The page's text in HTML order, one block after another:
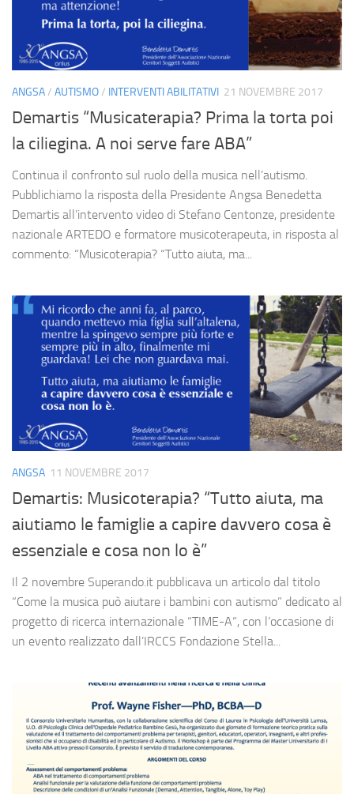
ANGSA/ AUTISMO/ INTERVENTI ABILITATIVI 21 NOVEMBRE 2017
Demartis “Musicaterapia? Prima la torta poi
la ciliegina. A noi serve fare ABA”
Continua il confronto sul ruolo della musica nell’autismo.
Pubblichiamo la risposta della Presidente Angsa Benedetta
Demartis all’intervento video di Stefano Centonze, presidente
nazionale ARTEDO e formatore musicoterapeuta, in risposta al
commento: “Musicoterapia? “Tutto aiuta, ma...
ANGSA 11 NOVEMBRE 2017
Demartis: Musicoterapia? “Tutto aiuta, ma
aiutiamo le famiglie a capire davvero cosa è
essenziale e cosa non lo è”
Il 2 novembre Superando.it pubblicava un articolo dal titolo
“Come la musica può aiutare i bambini con autismo” dedicato al
progetto di ricerca internazionale “TIME-A“, con l’occasione di
un evento realizzato dall’IRCCS Fondazione Stella...